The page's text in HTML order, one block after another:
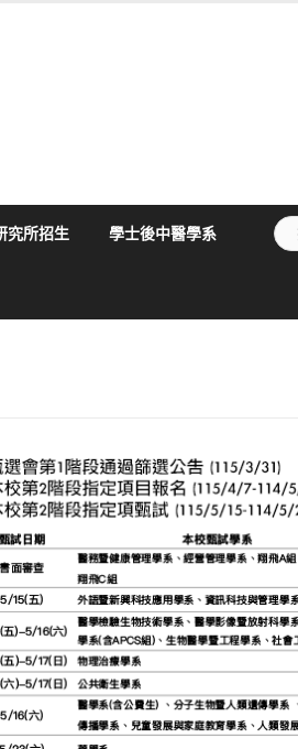
究所招生 學士後中醫學系
搜
尋